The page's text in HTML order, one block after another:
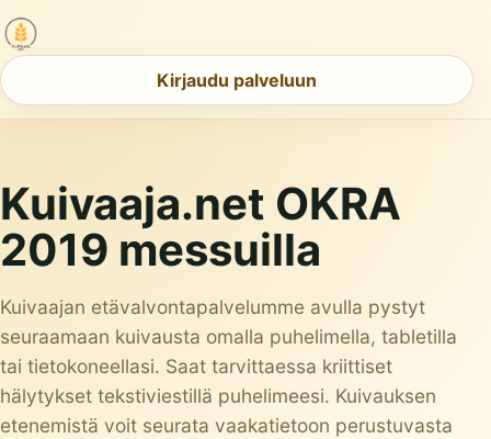
Kirjaudu palveluun
Kuivaaja.net OKRA
2019 messuilla
Kuivaajan etävalvontapalvelumme avulla pystyt
seuraamaan kuivausta omalla puhelimella, tabletilla
tai tietokoneellasi. Saat tarvittaessa kriittiset
hälytykset tekstiviestillä puhelimeesi. Kuivauksen
etenemistä voit seurata vaakatietoon perustuvasta